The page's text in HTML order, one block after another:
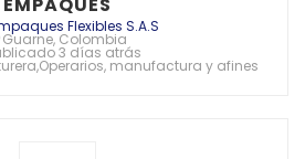
Flexibles S.A.S
Guarne, Colombia
3 días atrás
,Operarios, manufactura y afines